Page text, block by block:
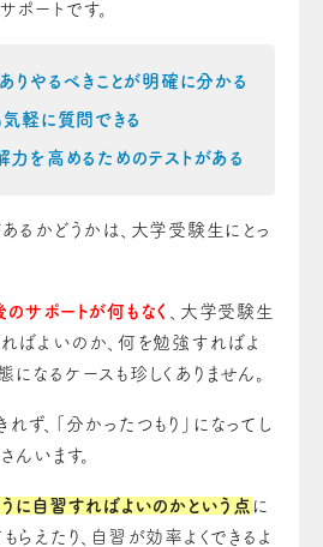
ポートです。
りやるべきことが明確に分かる
軽に質問できる
を高めるためのテストがある
るかどうかは、大学受験生にとっ
サポートが何もなく
、大学受験生
ばよいのか、何を勉強すればよ
なるケースも珍しくありません。
ず、「分かったつもり」になってし
んいます。
うに自習すればよいのかという点 に
らえたり、自習が効率よくできるよ